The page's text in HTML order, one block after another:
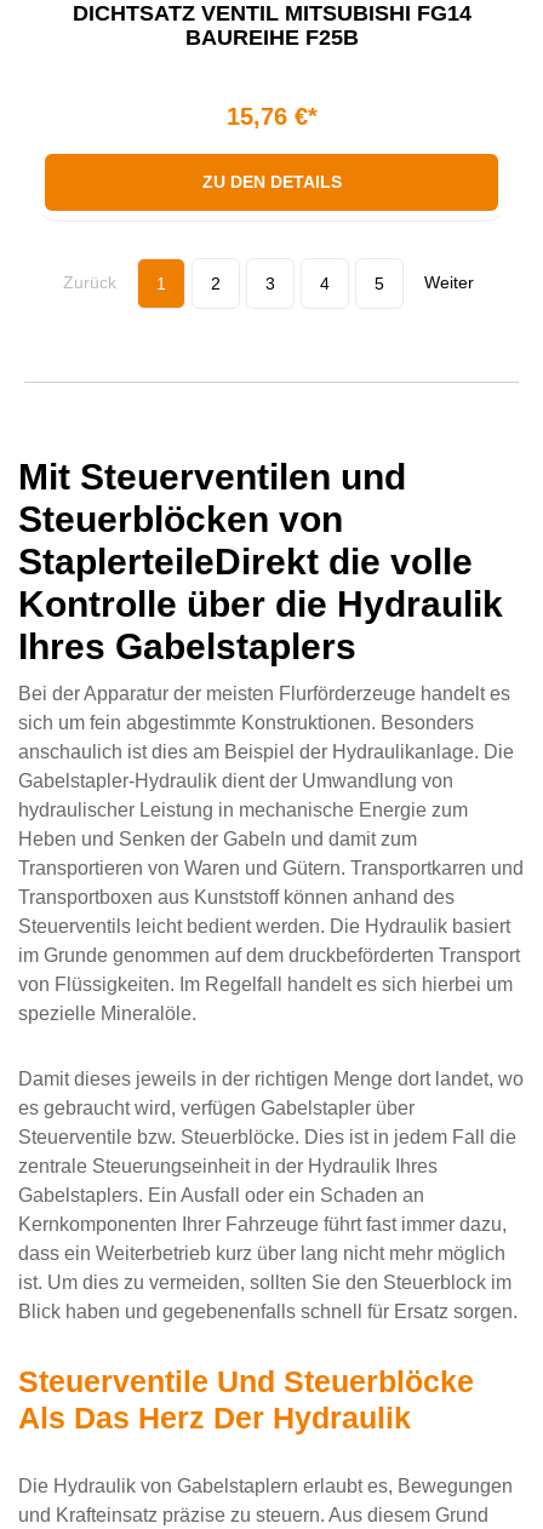
DICHTSATZ VENTIL MITSUBISHI FG14
BAUREIHE F25B
15,76 €*
ZU DEN DETAILS
Zurück 1 2 3 4 5 Weiter
Mit Steuerventilen und
Steuerblöcken von
StaplerteileDirekt die volle
Kontrolle über die Hydraulik
Ihres Gabelstaplers
Bei der Apparatur der meisten Flurförderzeuge handelt es
sich um fein abgestimmte Konstruktionen. Besonders
anschaulich ist dies am Beispiel der Hydraulikanlage. Die
Gabelstapler-Hydraulik dient der Umwandlung von
hydraulischer Leistung in mechanische Energie zum
Heben und Senken der Gabeln und damit zum
Transportieren von Waren und Gütern. Transportkarren und
Transportboxen aus Kunststoff können anhand des
Steuerventils leicht bedient werden. Die Hydraulik basiert
im Grunde genommen auf dem druckbeförderten Transport
von Flüssigkeiten. Im Regelfall handelt es sich hierbei um
spezielle Mineralöle.
Damit dieses jeweils in der richtigen Menge dort landet, wo
es gebraucht wird, verfügen Gabelstapler über
Steuerventile bzw. Steuerblöcke. Dies ist in jedem Fall die
zentrale Steuerungseinheit in der Hydraulik Ihres
Gabelstaplers. Ein Ausfall oder ein Schaden an
Kernkomponenten Ihrer Fahrzeuge führt fast immer dazu,
dass ein Weiterbetrieb kurz über lang nicht mehr möglich
ist. Um dies zu vermeiden, sollten Sie den Steuerblock im
Blick haben und gegebenenfalls schnell für Ersatz sorgen.
Steuerventile Und Steuerblöcke
Als Das Herz Der Hydraulik
Die Hydraulik von Gabelstaplern erlaubt es, Bewegungen
und Krafteinsatz präzise zu steuern. Aus diesem Grund